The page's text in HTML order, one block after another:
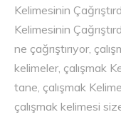
Kelimesinin
Kelimesinin
ne çağrıştırıyor,
kelimeler, çalışmak
tane, çalışmak
çalışmak kelimesi